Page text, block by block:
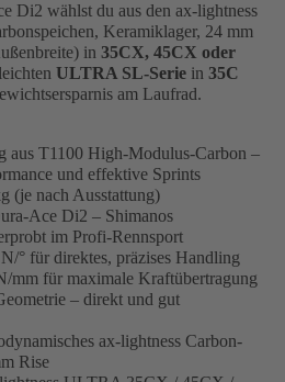
Di2 wählst du aus den ax-lightness
Keramiklager, 24 mm
in 35CX, 45CX oder
ULTRA SL-Serie in 35C
am Laufrad.
aus T1100 High-Modulus-Carbon –
und effektive Sprints
(je nach Ausstattung)
Ace Di2 – Shimanos
im Profi-Rennsport
° für direktes, präzises Handling
mm für maximale Kraftübertragung
– direkt und gut
ax-lightness Carbon-
Rise